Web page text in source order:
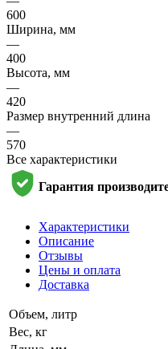
600
Ширина, мм
—
400
Высота, мм
—
420
Размер внутренний длина
—
570
Все характеристики
Гарантия
Характеристики
Описание
Отзывы
Цены и оплата
Доставка
Объем, литр
Вес, кг